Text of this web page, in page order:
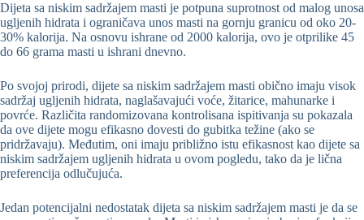
Dijeta sa niskim sadržajem masti je potpuna suprotnost od malog unosa
ugljenih hidrata i ograničava unos masti na gornju granicu od oko 20-
30% kalorija. Na osnovu ishrane od 2000 kalorija, ovo je otprilike 45
do 66 grama masti u ishrani dnevno.
Po svojoj prirodi, dijete sa niskim sadržajem masti obično imaju visok
sadržaj ugljenih hidrata, naglašavajući voće, žitarice, mahunarke i
povrće. Različita randomizovana kontrolisana ispitivanja su pokazala
da ove dijete mogu efikasno dovesti do gubitka težine (ako se
pridržavaju). Međutim, oni imaju približno istu efikasnost kao dijete sa
niskim sadržajem ugljenih hidrata u ovom pogledu, tako da je lična
preferencija odlučujuća.
Jedan potencijalni nedostatak dijeta sa niskim sadržajem masti je da se